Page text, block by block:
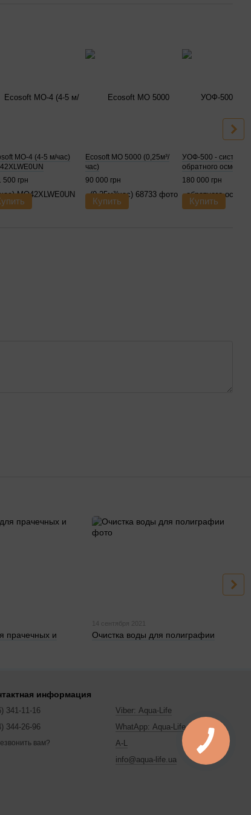
MO-4 (4-5 м/час)
500 грн
Ecosoft MO 5000 (0,25м³/
час)
90 000 грн
Купить
УОФ-500 - система
обратного осмоса
180 000 грн
Купить
прачечных и
14 сентября 2021
Очистка воды для полиграфии
информация
341-11-16
344-26-96
вам?
Viber: Aqua-Life
WhatApp: Aqua-Life
A-L
info@aqua-life.ua